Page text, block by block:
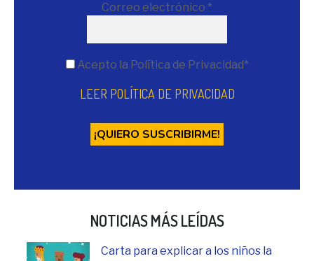
Correo electrónico *
Acepto la Política de Privacidad*
LEER POLÍTICA DE PRIVACIDAD
NOTICIAS MÁS LEÍDAS
Carta para explicar a los niños la